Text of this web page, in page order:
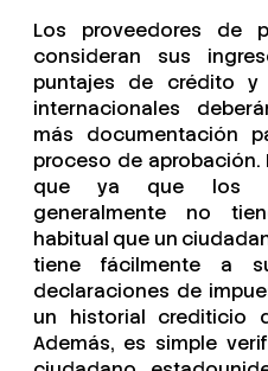
Los proveedores de
consideran sus
puntajes de crédito y
internacionales
más documentación
proceso de
que ya que los
generalmente no
habitual que un
tiene fácilmente a
declaraciones de
un historial crediticio
Además, es simple